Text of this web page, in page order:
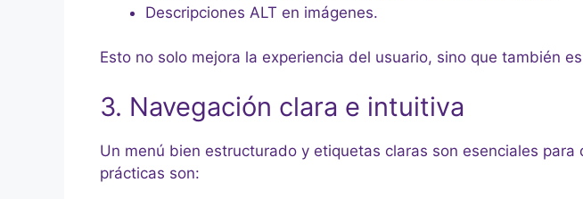
Descripciones ALT en imágenes.
Esto no solo mejora la experiencia del usuario, sino que también
3. Navegación clara e intuitiva
Un menú bien estructurado y etiquetas claras son esenciales
prácticas son: